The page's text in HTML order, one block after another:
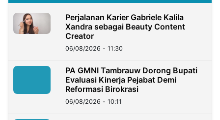
Perjalanan Karier Gabriele Kalila
Xandra sebagai Beauty Content
Creator
06/08/2026 - 11:30
PA GMNI Tambrauw Dorong Bupati
Evaluasi Kinerja Pejabat Demi
Reformasi Birokrasi
06/08/2026 - 10:11